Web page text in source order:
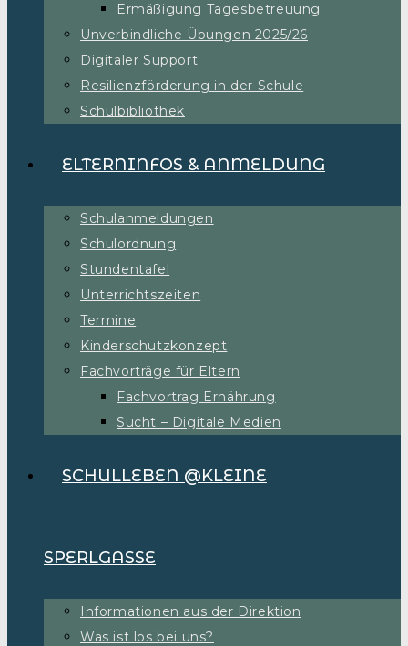
Ermäßigung Tagesbetreuung
Unverbindliche Übungen 2025/26
Digitaler Support
Resilienzförderung in der Schule
Schulbibliothek
ELTERNINFOS & ANMELDUNG
Schulanmeldungen
Schulordnung
Stundentafel
Unterrichtszeiten
Termine
Kinderschutzkonzept
Fachvorträge für Eltern
Fachvortrag Ernährung
Sucht – Digitale Medien
SCHULLEBEN @KLEINE
SPERLGASSE
Informationen aus der Direktion
Was ist los bei uns?